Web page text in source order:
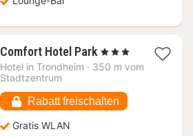
Comfort Hotel Park 1
Nacht
€
, 3 Sterne
Hotel in Trondheim · 350 m vom
Stadtzentrum
Rabatt freischalten
Gratis WLAN